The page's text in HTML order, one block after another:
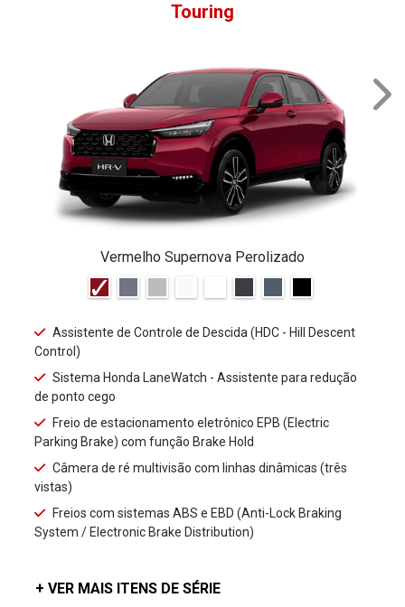
Touring
Vermelho Supernova Perolizado
Assistente de Controle de Descida (HDC - Hill Descent
Control)
Sistema Honda LaneWatch - Assistente para redução
de ponto cego
Freio de estacionamento eletrônico EPB (Electric
Parking Brake) com função Brake Hold
Câmera de ré multivisão com linhas dinâmicas (três
vistas)
Freios com sistemas ABS e EBD (Anti-Lock Braking
System / Electronic Brake Distribution)
+ VER MAIS ITENS DE SÉRIE